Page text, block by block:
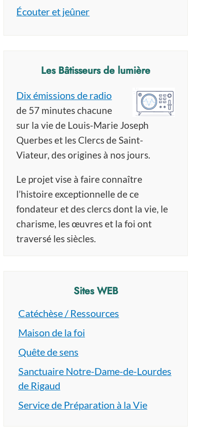
Écouter et jeûner
Les Bâtisseurs de lumière
Dix émissions de radio
de 57 minutes chacune
sur la vie de Louis-Marie Joseph
Querbes et les Clercs de Saint-
Viateur, des origines à nos jours.
Le projet vise à faire connaître
l’histoire exceptionnelle de ce
fondateur et des clercs dont la vie, le
charisme, les œuvres et la foi ont
traversé les siècles.
Sites WEB
Catéchèse / Ressources
Maison de la foi
Quête de sens
Sanctuaire Notre-Dame-de-Lourdes
de Rigaud
Service de Préparation à la Vie